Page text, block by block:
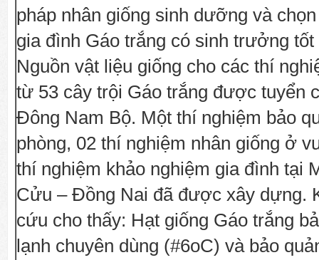
pháp nhân giống sinh dưỡng và
gia đình Gáo trắng có sinh trưởng
Nguồn vật liệu giống cho các thí
từ 53 cây trội Gáo trắng được tuyển
Đông Nam Bộ. Một thí nghiệm bảo
phòng, 02 thí nghiệm nhân giống ở
thí nghiệm khảo nghiệm gia đình tại
Cửu – Đồng Nai đã được xây dựng.
cứu cho thấy: Hạt giống Gáo trắng
lạnh chuyên dùng (#6oC) và bảo